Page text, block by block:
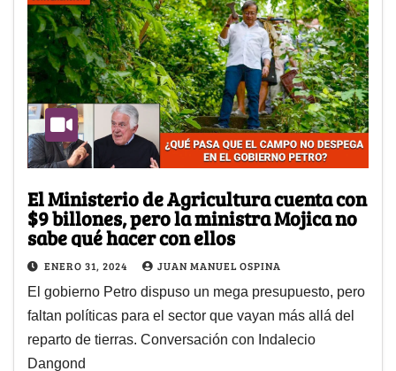
El Ministerio de Agricultura cuenta con
$9 billones, pero la ministra Mojica no
sabe qué hacer con ellos
ENERO 31, 2024 JUAN MANUEL OSPINA
El gobierno Petro dispuso un mega presupuesto, pero
faltan políticas para el sector que vayan más allá del
reparto de tierras. Conversación con Indalecio
Dangond